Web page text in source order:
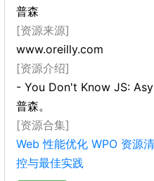
普森
[资源来源]
www.oreilly.com
[资源介绍]
- You Don't Know JS:
普森。
[资源合集]
Web 性能优化 WPO 资源
控与最佳实践